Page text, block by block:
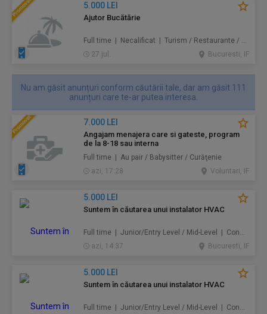
5.000 LEI
Ajutor Bucătărie
Full time | Necalificat | Turism / Restaurante / Hoteluri
27 jul.
Bucuresti, IF
Nu am găsit anunțuri conform căutării tale, dar am găsit 111
anunțuri care te-ar putea interesa.
7.000 LEI
Angajam menajera care si gateste, program
de la 8-18 sau interna
Full time | Au pair / Babysitter / Curăţenie
azi, 17:28
Voluntari, IF
5.000 LEI
Suntem în căutarea unui instalator HVAC
Full time | Junior/Entry Level / Mid-Level | Construcţii / Amenajări
azi, 14:37
Bucuresti, IF
5.000 LEI
Suntem în căutarea unui instalator HVAC
Full time | Junior/Entry Level / Mid-Level | Construcţii / Amenajări